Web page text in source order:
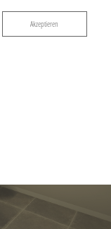
Akzeptieren